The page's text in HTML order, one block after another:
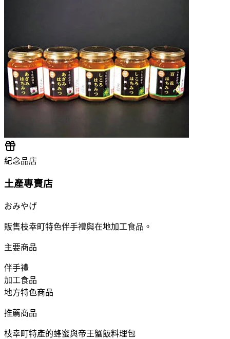
紀念品店
土產專賣店
おみやげ
販售枝幸町特色伴手禮與在地加工食品。
主要商品
伴手禮
加工食品
地方特色商品
推薦商品
枝幸町特產的蜂蜜與帝王蟹飯料理包